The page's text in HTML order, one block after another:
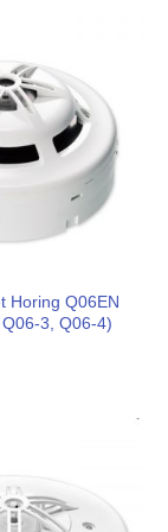
Horing Q06EN
3, Q06-4)